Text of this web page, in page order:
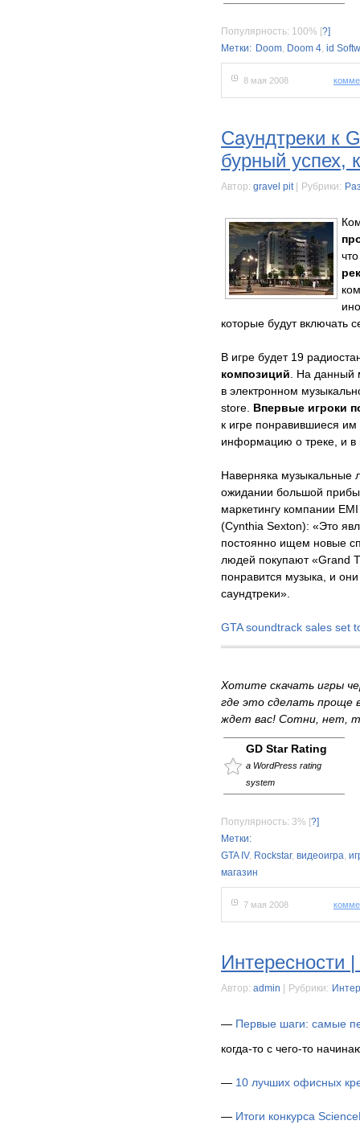
Популярность: 100% [?]
Метки: Doom, Doom 4, id
8 мая 2008
Саундтреки к
бурный успех,
Автор: gravel pit| Рубрики:
которые будут включать
В игре будет 19
композиций. На данный
в электронном
store. Впервые игроки
к игре понравившиеся им
информацию о треке, и в
Наверняка музыкальные
ожидании большой
маркетингу компании
(Cynthia Sexton): «Это
постоянно ищем новые
людей покупают «Grand
понравится музыка, и
саундтреки».
GTA soundtrack sales set
Хотите скачать игры
где это сделать проще
ждет вас! Сотни, нет,
GD Star Rating
a WordPress rating
system
Популярность: 3% [?]
Метки:
GTA IV, Rockstar, видеоигра,
магазин
7 мая 2008
Интересности
Автор: admin Рубрики:
— Первые шаги: самые
когда-то с чего-то
— 10 лучших офисных
— Итоги конкурса